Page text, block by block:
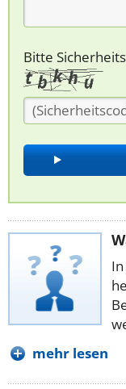
Bitte
mehr lesen